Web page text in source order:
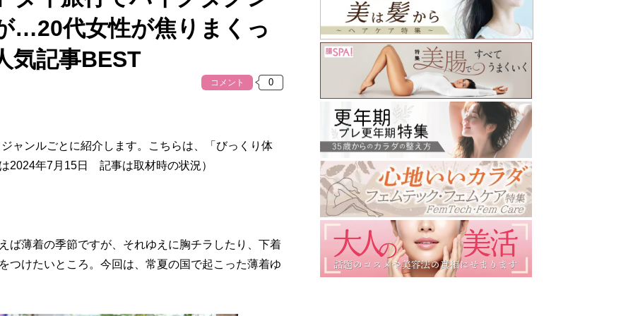
…20代女性が焦りまくっ
気記事BEST
コメント
ンルごとに紹介します。こちらは、「びっくり体
2024年7月15日 記事は取材時の状況）
薄着の季節ですが、それゆえに胸チラしたり、下着
つけたいところ。今回は、常夏の国で起こった薄着ゆ